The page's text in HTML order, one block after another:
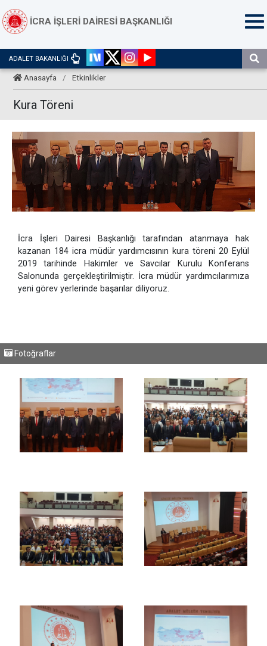
İCRA İŞLERİ DAİRESİ BAŞKANLIĞI
ADALET BAKANLIĞI
Anasayfa / Etkinlikler
Kura Töreni
İcra İşleri Dairesi Başkanlığı tarafından atanmaya hak
kazanan 184 icra müdür yardımcısının kura töreni 20 Eylül
2019 tarihinde Hakimler ve Savcılar Kurulu Konferans
Salonunda gerçekleştirilmiştir. İcra müdür yardımcılarımıza
yeni görev yerlerinde başarılar diliyoruz.
Fotoğraflar